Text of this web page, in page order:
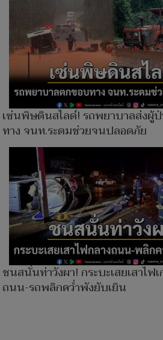
เซ่นพิษดินสไลด์! รถพยาบาลส่งผู้ป่
ทาง จนท.ระดมช่วยจนปลอดภัย
ชนสนั่นท่าวังผา! กระบะเสยเสาไฟเ
ถนน-รถพลิกคว่ำพังยับเยิน